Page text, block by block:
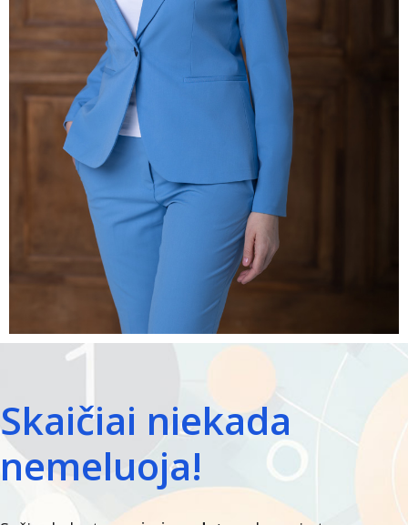
Skaičiai niekada
nemeluoja!